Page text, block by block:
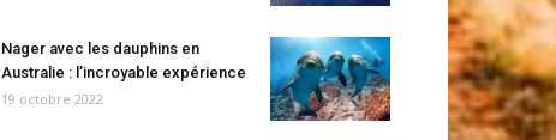
Nager avec les dauphins en
Australie : l’incroyable expérience
19 octobre 2022